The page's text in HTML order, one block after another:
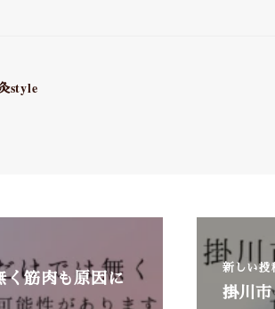
style
く筋肉も原因に
新しい投
掛川